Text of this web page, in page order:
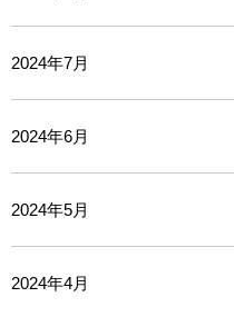
2024年7月
2024年6月
2024年5月
2024年4月